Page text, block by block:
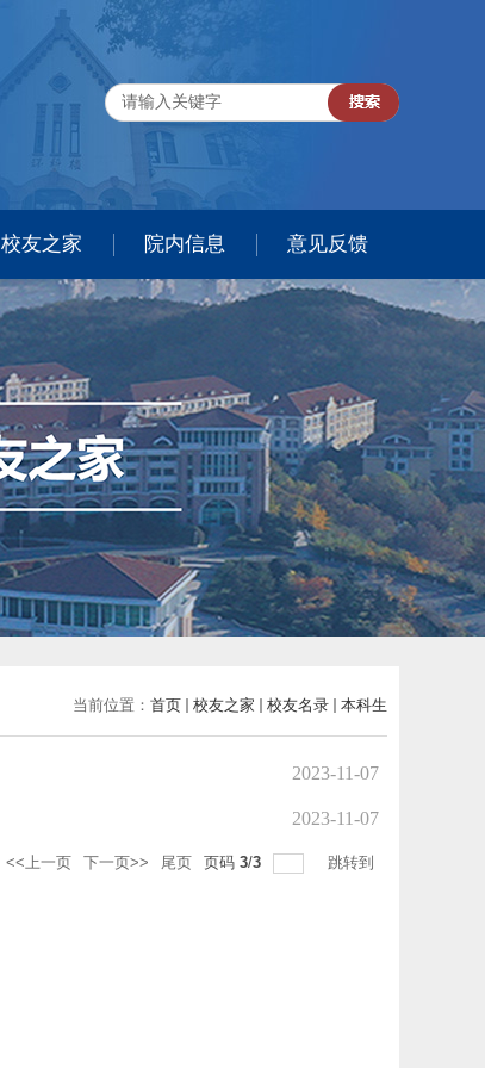
校友之家 院内信息 意见反馈
当前位置： 首页 校友之家 校友名录 本科生
2023-11-07
2023-11-07
<<上一页 下一页>> 尾页 页码 3/3 跳转到